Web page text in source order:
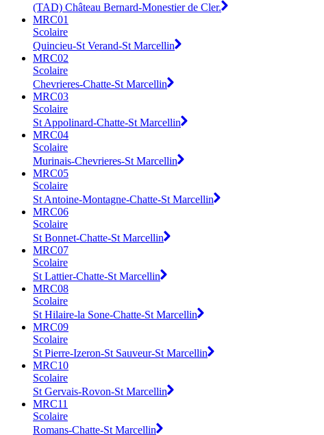
(TAD) Château Bernard-Monestier de Cler.
MRC01
Scolaire
Quincieu-St Verand-St Marcellin
MRC02
Scolaire
Chevrieres-Chatte-St Marcellin
MRC03
Scolaire
St Appolinard-Chatte-St Marcellin
MRC04
Scolaire
Murinais-Chevrieres-St Marcellin
MRC05
Scolaire
St Antoine-Montagne-Chatte-St Marcellin
MRC06
Scolaire
St Bonnet-Chatte-St Marcellin
MRC07
Scolaire
St Lattier-Chatte-St Marcellin
MRC08
Scolaire
St Hilaire-la Sone-Chatte-St Marcellin
MRC09
Scolaire
St Pierre-Izeron-St Sauveur-St Marcellin
MRC10
Scolaire
St Gervais-Rovon-St Marcellin
MRC11
Scolaire
Romans-Chatte-St Marcellin